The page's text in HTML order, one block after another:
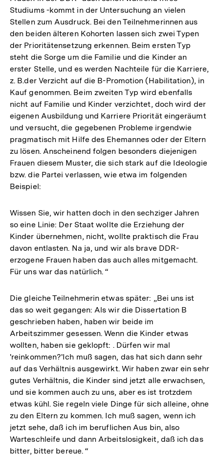
Studiums -kommt in der Untersuchung an vielen
Stellen zum Ausdruck. Bei den Teilnehmerinnen aus
den beiden älteren Kohorten lassen sich zwei Typen
der Prioritätensetzung erkennen. Beim ersten Typ
steht die Sorge um die Familie und die Kinder an
erster Stelle, und es werden Nachteile für die Karriere,
z. B.der Verzicht auf die B-Promotion (Habilitation), in
Kauf genommen. Beim zweiten Typ wird ebenfalls
nicht auf Familie und Kinder verzichtet, doch wird der
eigenen Ausbildung und Karriere Priorität eingeräumt
und versucht, die gegebenen Probleme irgendwie
pragmatisch mit Hilfe des Ehemannes oder der Eltern
zu lösen. Anscheinend folgen besonders diejenigen
Frauen diesem Muster, die sich stark auf die Ideologie
bzw. die Partei verlassen, wie etwa im folgenden
Beispiel:
Wissen Sie, wir hatten doch in den sechziger Jahren
so eine Linie: Der Staat wollte die Erziehung der
Kinder übernehmen, nicht, wollte praktisch die Frau
davon entlasten. Na ja, und wir als brave DDR-
erzogene Frauen haben das auch alles mitgemacht.
Für uns war das natürlich. “
Die gleiche Teilnehmerin etwas später: „Bei uns ist
das so weit gegangen: Als wir die Dissertation B
geschrieben haben, haben wir beide im
Arbeitszimmer gesessen. Wenn die Kinder etwas
wollten, haben sie geklopft: . Dürfen wir mal
'reinkommen?'Ich muß sagen, das hat sich dann sehr
auf das Verhältnis ausgewirkt. Wir haben zwar ein sehr
gutes Verhältnis, die Kinder sind jetzt alle erwachsen,
und sie kommen auch zu uns, aber es ist trotzdem
etwas kühl. Sie regeln viele Dinge für sich alleine, ohne
zu den Eltern zu kommen. Ich muß sagen, wenn ich
jetzt sehe, daß ich im beruflichen Aus bin, also
Warteschleife und dann Arbeitslosigkeit, daß ich das
bitter, bitter bereue. “